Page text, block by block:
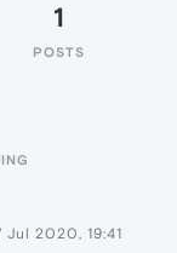
1
POSTS
Jul 2020, 19:41